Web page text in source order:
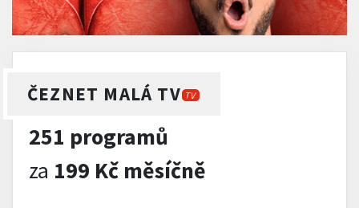
ČEZNET MALÁ TV TV
251 programů
za 199 Kč měsíčně